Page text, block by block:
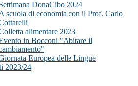
Settimana DonaCibo 2024
A scuola di economia con il Prof. Carlo
alimentare 2023
in Bocconi "Abitare il
Europea delle Lingue
2023/24